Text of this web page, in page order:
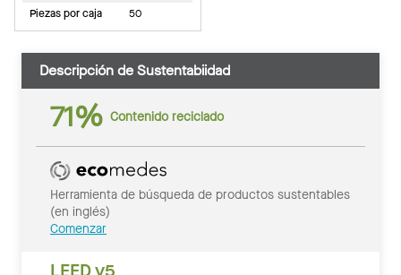
Piezas por caja
50
Descripción de Sustentabiidad
71% Contenido reciclado
Herramienta de búsqueda de productos sustentables
(en inglés)
Comenzar